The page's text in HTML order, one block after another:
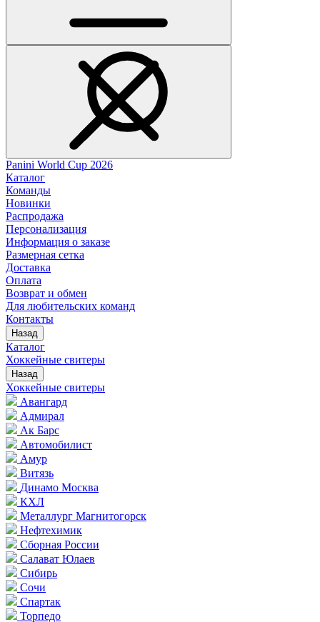
Panini World Cup 2026
Каталог
Команды
Новинки
Распродажа
Персонализация
Информация о заказе
Размерная сетка
Доставка
Оплата
Возврат и обмен
Для любительских команд
Контакты
Назад
Каталог
Хоккейные свитеры
Назад
Хоккейные свитеры
Авангард
Адмирал
Ак Барс
Автомобилист
Амур
Витязь
Динамо Москва
КХЛ
Металлург Магнитогорск
Нефтехимик
Сборная России
Салават Юлаев
Сибирь
Сочи
Спартак
Торпедо